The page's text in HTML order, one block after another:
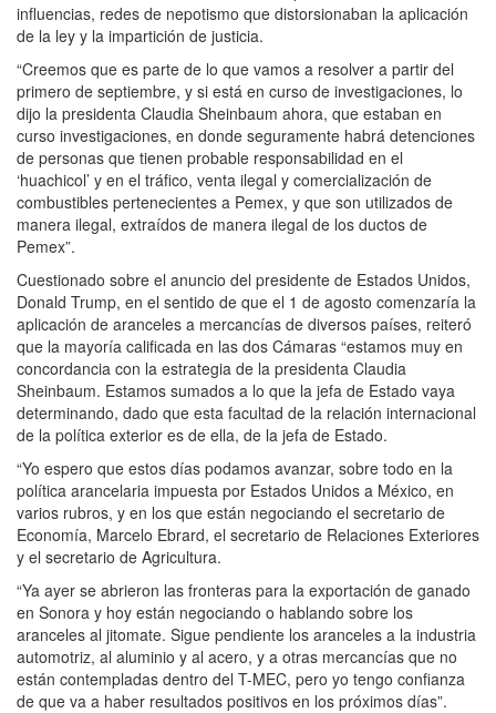
influencias, redes de nepotismo que distorsionaban la aplicación
de la ley y la impartición de justicia.
“Creemos que es parte de lo que vamos a resolver a partir del
primero de septiembre, y si está en curso de investigaciones, lo
dijo la presidenta Claudia Sheinbaum ahora, que estaban en
curso investigaciones, en donde seguramente habrá detenciones
de personas que tienen probable responsabilidad en el
‘huachicol’ y en el tráfico, venta ilegal y comercialización de
combustibles pertenecientes a Pemex, y que son utilizados de
manera ilegal, extraídos de manera ilegal de los ductos de
Pemex”.
Cuestionado sobre el anuncio del presidente de Estados Unidos,
Donald Trump, en el sentido de que el 1 de agosto comenzaría la
aplicación de aranceles a mercancías de diversos países, reiteró
que la mayoría calificada en las dos Cámaras “estamos muy en
concordancia con la estrategia de la presidenta Claudia
Sheinbaum. Estamos sumados a lo que la jefa de Estado vaya
determinando, dado que esta facultad de la relación internacional
de la política exterior es de ella, de la jefa de Estado.
“Yo espero que estos días podamos avanzar, sobre todo en la
política arancelaria impuesta por Estados Unidos a México, en
varios rubros, y en los que están negociando el secretario de
Economía, Marcelo Ebrard, el secretario de Relaciones Exteriores
y el secretario de Agricultura.
“Ya ayer se abrieron las fronteras para la exportación de ganado
en Sonora y hoy están negociando o hablando sobre los
aranceles al jitomate. Sigue pendiente los aranceles a la industria
automotriz, al aluminio y al acero, y a otras mercancías que no
están contempladas dentro del T-MEC, pero yo tengo confianza
de que va a haber resultados positivos en los próximos días”.